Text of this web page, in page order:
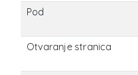
Pod
Otvaranje stranica